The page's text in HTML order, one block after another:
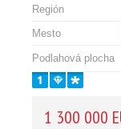
Región
Mesto
Podlahová plocha
1 300 000